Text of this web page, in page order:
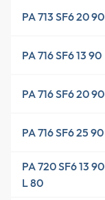
PA 713 SF6 20 90
PA 716 SF6 13 90
PA 716 SF6 20 90
PA 716 SF6 25 90
PA 720 SF6 13 90
L 80